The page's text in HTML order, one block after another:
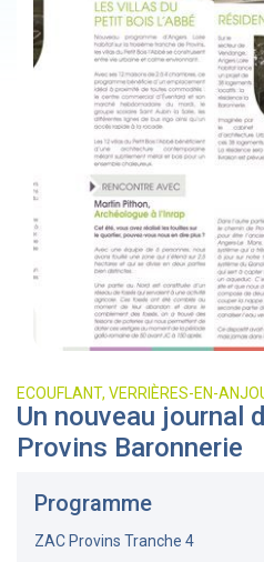
ECOUFLANT, VERRIÈRES-EN-
Un nouveau journal
Provins Baronnerie
Programme
ZAC Provins Tranche 4